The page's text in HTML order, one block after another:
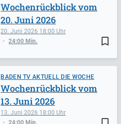
bookmark_border
20. Juni 2026 18:00
24:00 Min.
Wochenrückblick vom
20. Juni 2026
BADEN TV AKTUELL DIE WOCHE
13. Juni 2026 18:00
24:00 Min.
Wochenrückblick vom
13. Juni 2026